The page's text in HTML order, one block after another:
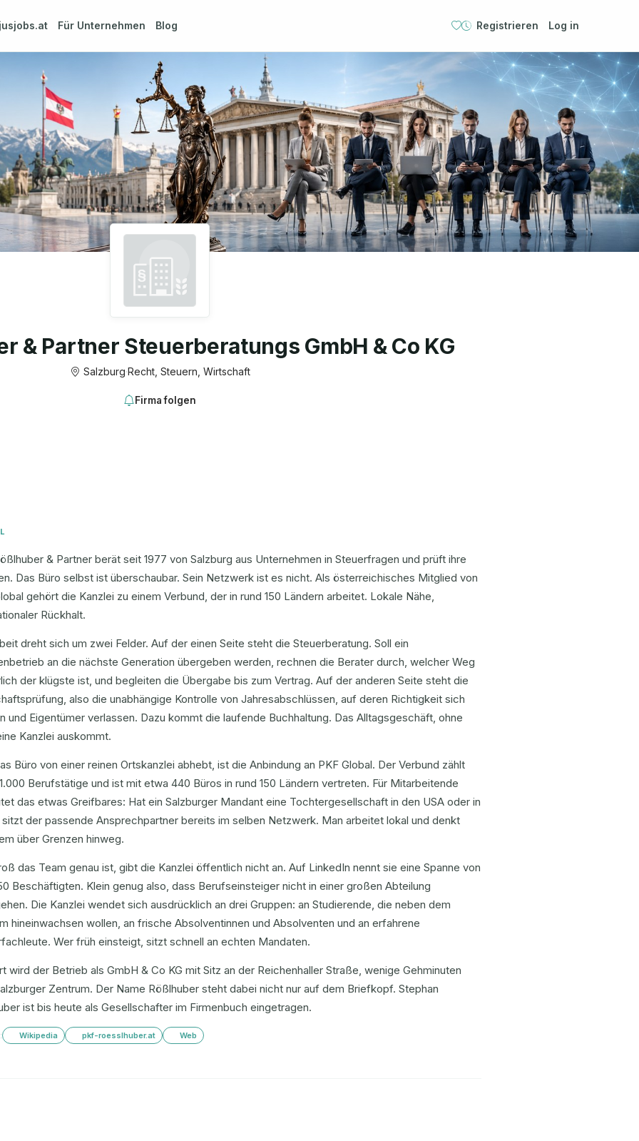
jusjobs.at Für Unternehmen Blog Registrieren Log in
& Partner Steuerberatungs GmbH & Co KG
Salzburg·Recht, Steuern, Wirtschaft
Firma folgen
& Partner berät seit 1977 von Salzburg aus Unternehmen in Steuerfragen und prüft ihre
Das Büro selbst ist überschaubar. Sein Netzwerk ist es nicht. Als österreichisches Mitglied von
gehört die Kanzlei zu einem Verbund, der in rund 150 Ländern arbeitet. Lokale Nähe,
Rückhalt.
dreht sich um zwei Felder. Auf der einen Seite steht die Steuerberatung. Soll ein
an die nächste Generation übergeben werden, rechnen die Berater durch, welcher Weg
der klügste ist, und begleiten die Übergabe bis zum Vertrag. Auf der anderen Seite steht die
also die unabhängige Kontrolle von Jahresabschlüssen, auf deren Richtigkeit sich
und Eigentümer verlassen. Dazu kommt die laufende Buchhaltung. Das Alltagsgeschäft, ohne
Kanzlei auskommt.
Büro von einer reinen Ortskanzlei abhebt, ist die Anbindung an PKF Global. Der Verbund zählt
Berufstätige und ist mit etwa 440 Büros in rund 150 Ländern vertreten. Für Mitarbeitende
das etwas Greifbares: Hat ein Salzburger Mandant eine Tochtergesellschaft in den USA oder in
sitzt der passende Ansprechpartner bereits im selben Netzwerk. Man arbeitet lokal und denkt
über Grenzen hinweg.
das Team genau ist, gibt die Kanzlei öffentlich nicht an. Auf LinkedIn nennt sie eine Spanne von
Beschäftigten. Klein genug also, dass Berufseinsteiger nicht in einer großen Abteilung
Die Kanzlei wendet sich ausdrücklich an drei Gruppen: an Studierende, die neben dem
hineinwachsen wollen, an frische Absolventinnen und Absolventen und an erfahrene
Wer früh einsteigt, sitzt schnell an echten Mandaten.
wird der Betrieb als GmbH & Co KG mit Sitz an der Reichenhaller Straße, wenige Gehminuten
Zentrum. Der Name Rößlhuber steht dabei nicht nur auf dem Briefkopf. Stephan
ist bis heute als Gesellschafter im Firmenbuch eingetragen.
Wikipedia pkf-roesslhuber.at Web